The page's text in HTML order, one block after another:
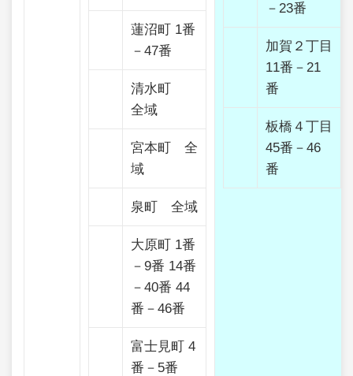
蓮沼町 1番
－47番
清水町
全域
宮本町 全
域
泉町 全域
大原町 1番
－9番 14番
－40番 44
番－46番
富士見町 4
番－5番
－23番
加賀２丁目
11番－21
番
板橋４丁目
45番－46
番